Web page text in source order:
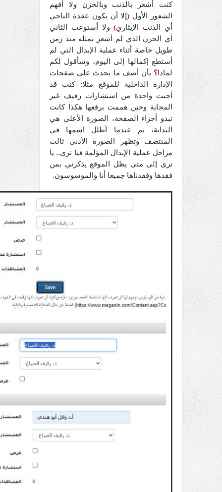
كنت أشعر بالذنب وبالحزن ولا أفهم
الشعور الأول (إلا أن يكون عقدة الناجي
أي الذنب الإيثاري)ولا أستوعب الثاني
أي الحزن الذي لم أشعر بمثله منذ زمن
طويل خاصة أثناء عملية الإبدال التي لم
أستطع إكمالها إلى اليوم، وسأقول لكم
لماذا ؟ بأن أصف ما يحدث على صفحات
الإدارة الداخلية للموقع مثلا: كنت قد
أجبت واحدة من استشارات رفيف غير
المجابة وحين هممت برفعها هكذا كانت
تبدو أجزاء الصفحة، الصورة الأعلى هي
البداية، ثم عندما أظلل اسمها في
المنتصف وتظهر الصورة الأدنى ثالث
مراحل عملية الإبدال المؤلمة فيا ترى..يا
ترى إلى متى يظل الموقع يذكرني بمن
فقدها وفقدناها جميعا أنا والموسوسون.